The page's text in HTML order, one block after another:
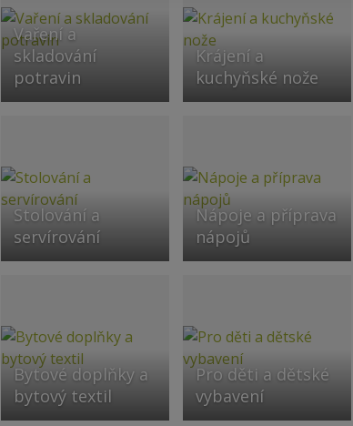
Vaření a
skladování
potravin
Krájení a
kuchyňské nože
Stolování a
servírování
Nápoje a příprava
nápojů
Bytové doplňky a
bytový textil
Pro děti a dětské
vybavení